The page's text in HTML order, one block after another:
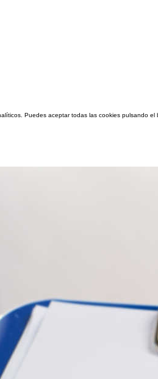
Puedes aceptar todas las cookies pulsando el